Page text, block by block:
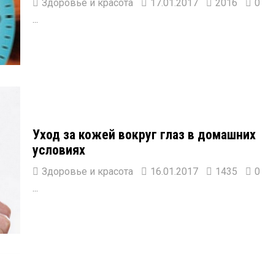
Здоровье и красота 17.01.2017 2016 0
Уход за кожей вокруг глаз в домашних
условиях
Здоровье и красота 16.01.2017 1435 0